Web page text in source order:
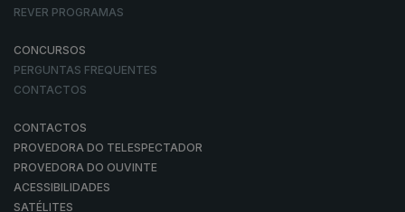
REVER PROGRAMAS
CONCURSOS
PERGUNTAS FREQUENTES
CONTACTOS
CONTACTOS
PROVEDORA DO TELESPECTADOR
PROVEDORA DO OUVINTE
ACESSIBILIDADES
SATÉLITES